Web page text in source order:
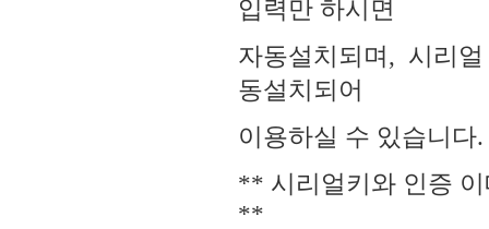
입력만 하시면
자동설치되며, 시리
동설치되어
이용하실 수 있습니다.
** 시리얼키와 인증
**